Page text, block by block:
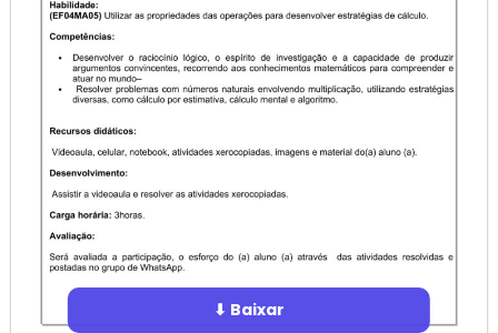
⬇ Baixar